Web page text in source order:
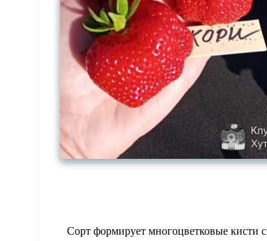
Сорт формирует многоцветковые кисти с